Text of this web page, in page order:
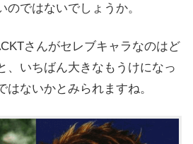
ではないでしょうか。
さんがセレブキャラなのはど
、いちばん大きなもうけになっ
はないかとみられますね。